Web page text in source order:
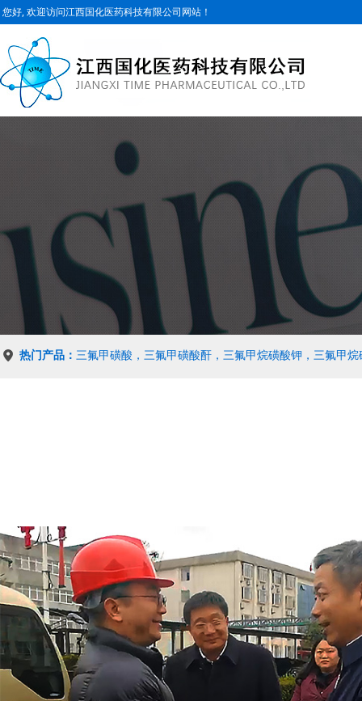
您好, 欢迎访问江西国化医药科技有限公司网站！
热门产品： 三氟甲磺酸，三氟甲磺酸酐，三氟甲烷磺酸钾，三氟甲